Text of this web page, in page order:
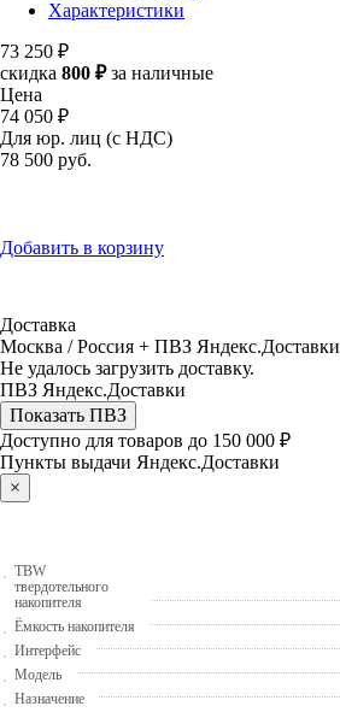
Характеристики
73 250 ₽
скидка 800 ₽за наличные
Цена
74 050 ₽
Для юр. лиц (с НДС)
78 500 руб.
Добавить в корзину
Доставка
Москва / Россия + ПВЗ Яндекс.Доставки
Не удалось загрузить доставку.
ПВЗ Яндекс.Доставки
Показать ПВЗ
Доступно для товаров до 150 000 ₽
Пункты выдачи Яндекс.Доставки
×
TBW
твердотельного
накопителя
Ёмкость накопителя
Интерфейс
Модель
Назначение